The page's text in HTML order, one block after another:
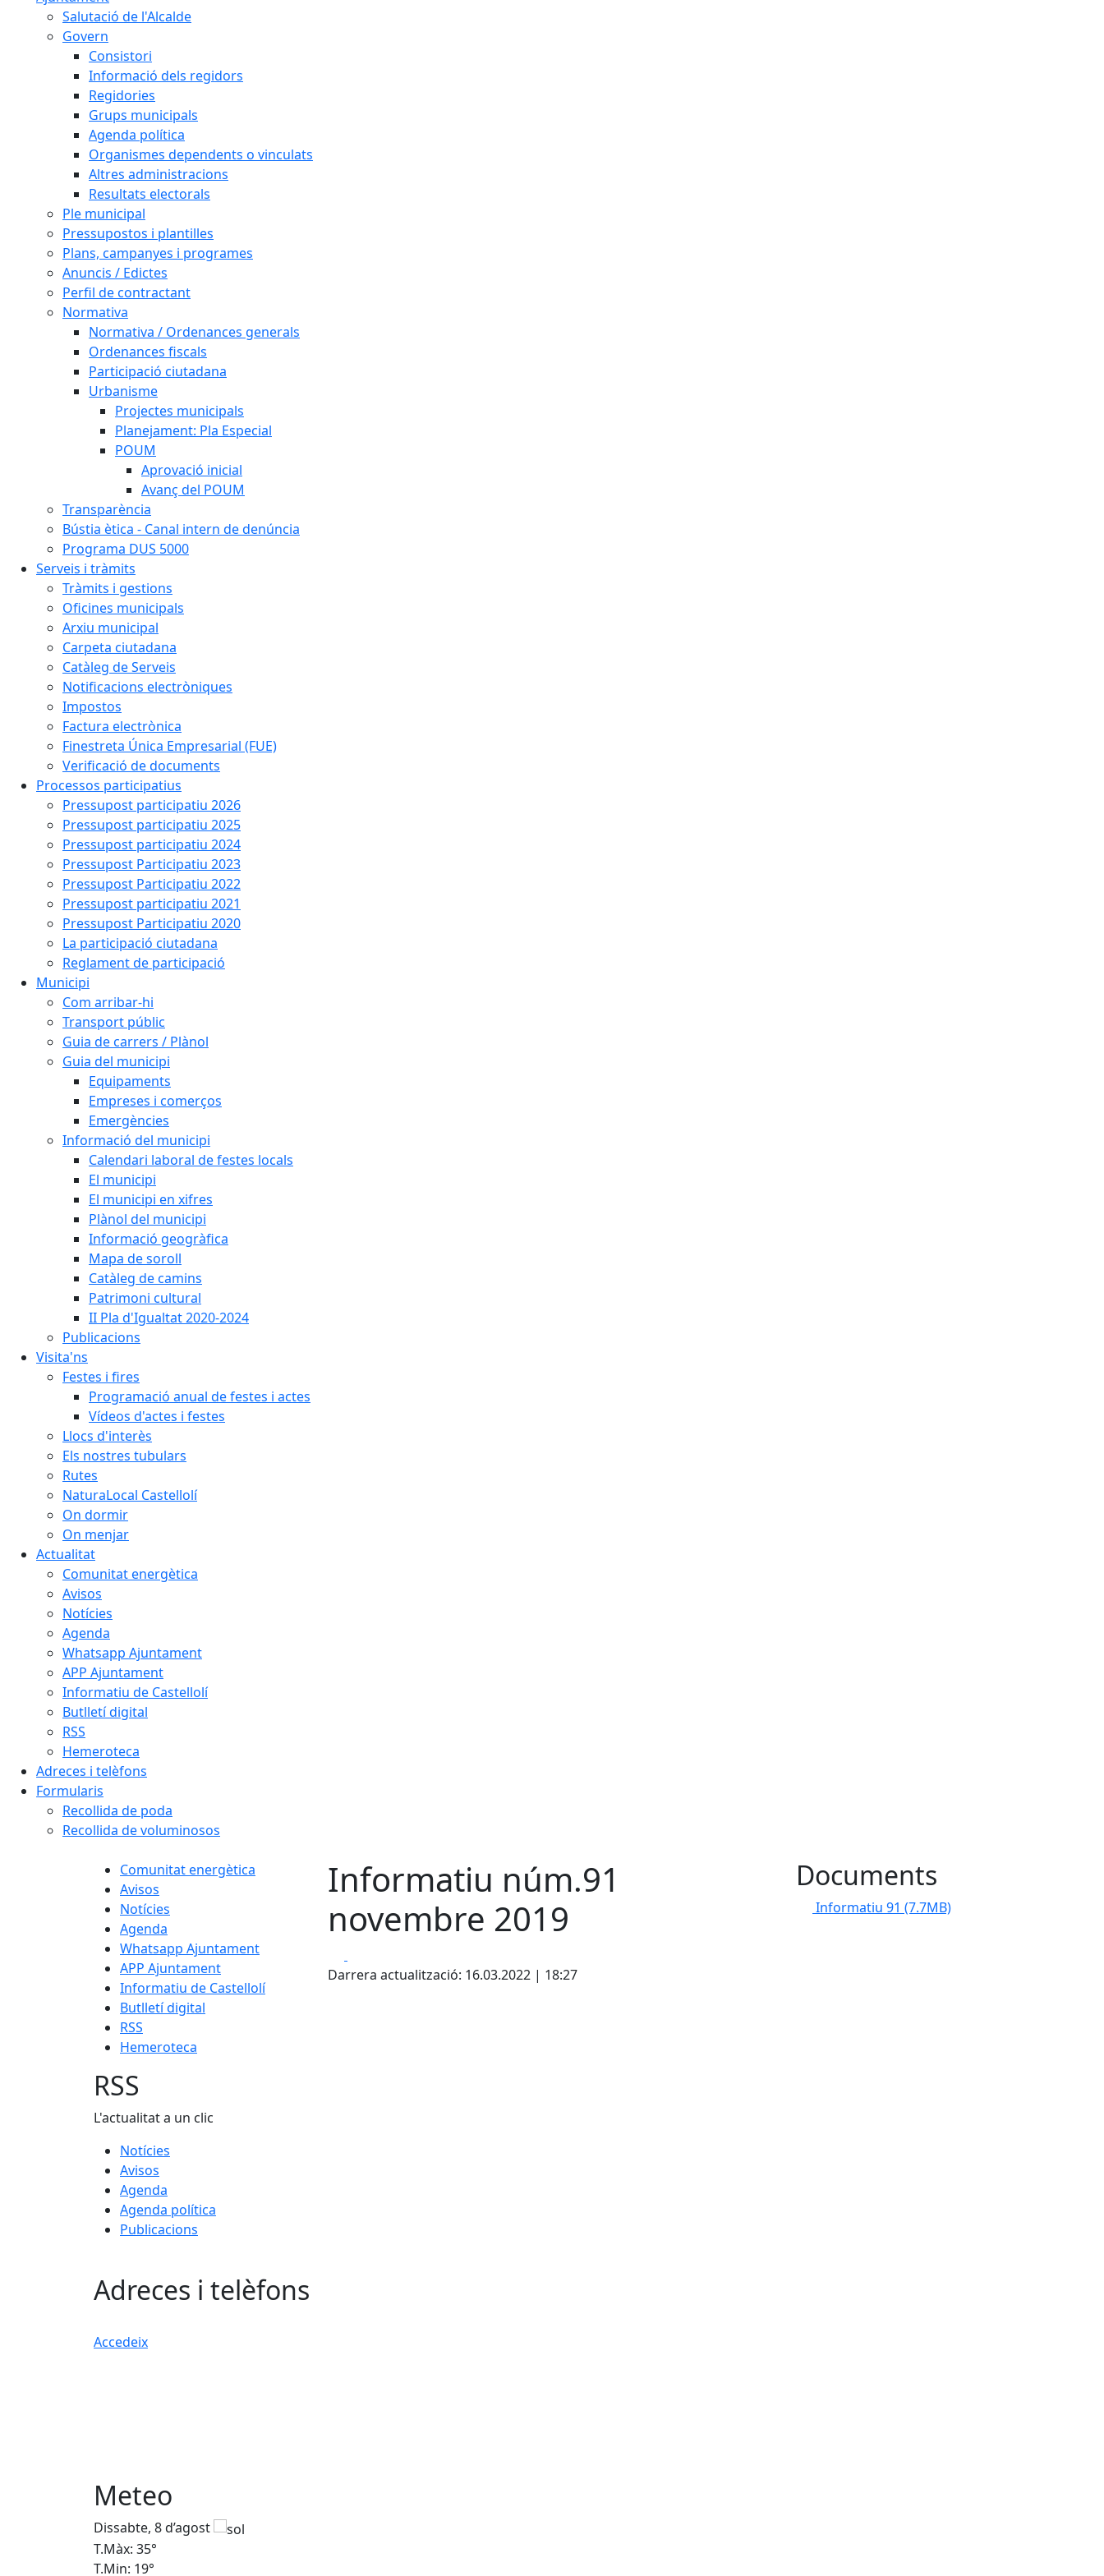
Salutació de l'Alcalde
Govern
Consistori
Informació dels regidors
Regidories
Grups municipals
Agenda política
Organismes dependents o vinculats
Altres administracions
Resultats electorals
Ple municipal
Pressupostos i plantilles
Plans, campanyes i programes
Anuncis / Edictes
Perfil de contractant
Normativa
Normativa / Ordenances generals
Ordenances fiscals
Participació ciutadana
Urbanisme
Projectes municipals
Planejament: Pla Especial
POUM
Aprovació inicial
Avanç del POUM
Transparència
Bústia ètica - Canal intern de denúncia
Programa DUS 5000
Serveis i tràmits
Tràmits i gestions
Oficines municipals
Arxiu municipal
Carpeta ciutadana
Catàleg de Serveis
Notificacions electròniques
Impostos
Factura electrònica
Finestreta Única Empresarial (FUE)
Verificació de documents
Processos participatius
Pressupost participatiu 2026
Pressupost participatiu 2025
Pressupost participatiu 2024
Pressupost Participatiu 2023
Pressupost Participatiu 2022
Pressupost participatiu 2021
Pressupost Participatiu 2020
La participació ciutadana
Reglament de participació
Municipi
Com arribar-hi
Transport públic
Guia de carrers / Plànol
Guia del municipi
Equipaments
Empreses i comerços
Emergències
Informació del municipi
Calendari laboral de festes locals
El municipi
El municipi en xifres
Plànol del municipi
Informació geogràfica
Mapa de soroll
Catàleg de camins
Patrimoni cultural
II Pla d'Igualtat 2020-2024
Publicacions
Visita'ns
Festes i fires
Programació anual de festes i actes
Vídeos d'actes i festes
Llocs d'interès
Els nostres tubulars
Rutes
NaturaLocal Castellolí
On dormir
On menjar
Actualitat
Comunitat energètica
Avisos
Notícies
Agenda
Whatsapp Ajuntament
APP Ajuntament
Informatiu de Castellolí
Butlletí digital
RSS
Hemeroteca
Adreces i telèfons
Formularis
Recollida de poda
Recollida de voluminosos
Comunitat energètica
Avisos
Notícies
Agenda
Whatsapp Ajuntament
APP Ajuntament
Informatiu de Castellolí
Butlletí digital
RSS
Hemeroteca
Informatiu núm.91
novembre 2019
Darrera actualització: 16.03.2022 | 18:27
Documents
Informatiu 91 (7.7MB)
RSS
L'actualitat a un clic
Notícies
Avisos
Agenda
Agenda política
Publicacions
Adreces i telèfons
Accedeix
Meteo
Dissabte, 8 d’agost
T.Màx: 35°
T.Min: 19°